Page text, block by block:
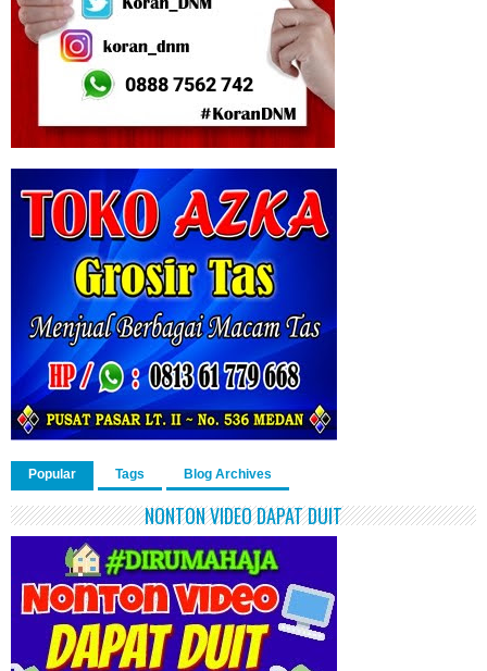
Popular Tags Blog Archives
NONTON VIDEO DAPAT DUIT